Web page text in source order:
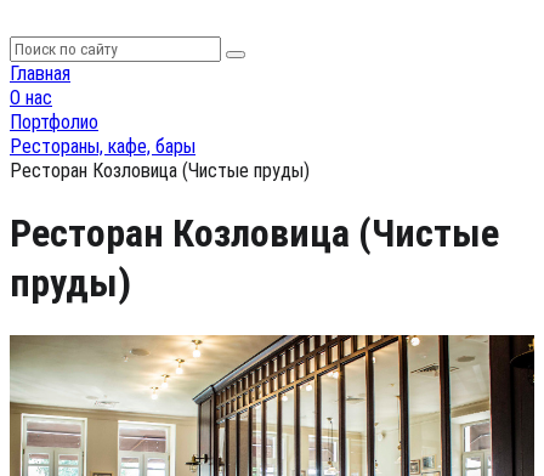
Главная
О нас
Портфолио
Рестораны, кафе, бары
Ресторан Козловица (Чистые пруды)
Ресторан Козловица (Чистые
пруды)